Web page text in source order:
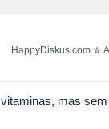
HappyDiskus.com ✮
mas